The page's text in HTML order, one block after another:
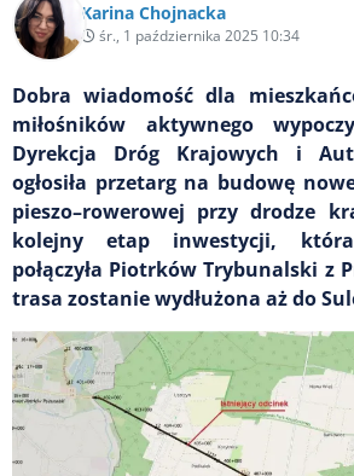
Karina Chojnacka
śr., 1 października 2025 10:34
Dobra wiadomość dla
miłośników aktywnego
Dyrekcja Dróg Krajowych i
ogłosiła przetarg na budowę
pieszo–rowerowej przy drodze
kolejny etap inwestycji,
połączyła Piotrków Trybunalski z
trasa zostanie wydłużona aż do